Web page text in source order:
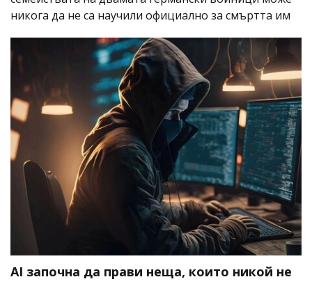
никога да не са научили официално за смъртта им
AI започна да прави неща, които никой не